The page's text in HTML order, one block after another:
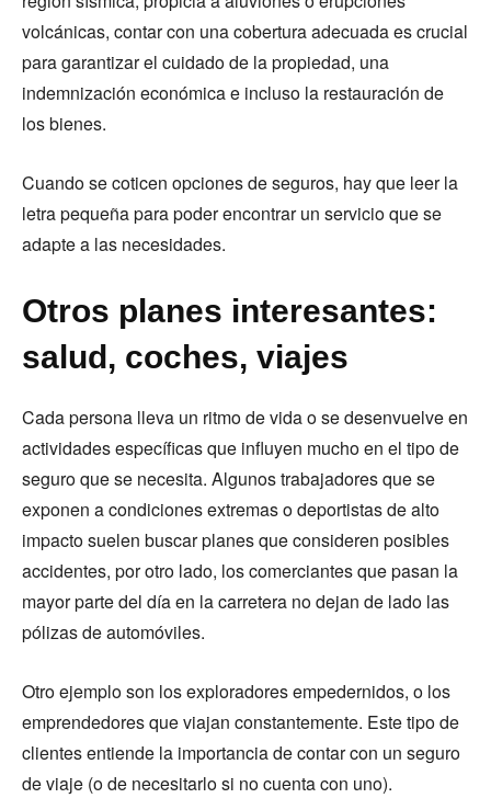
volcánicas, contar con una cobertura adecuada es crucial
para garantizar el cuidado de la propiedad, una
indemnización económica e incluso la restauración de
los bienes.
Cuando se coticen opciones de seguros, hay que leer la
letra pequeña para poder encontrar un servicio que se
adapte a las necesidades.
Otros planes interesantes:
salud, coches, viajes
Cada persona lleva un ritmo de vida o se desenvuelve en
actividades específicas que influyen mucho en el tipo de
seguro que se necesita. Algunos trabajadores que se
exponen a condiciones extremas o deportistas de alto
impacto suelen buscar planes que consideren posibles
accidentes, por otro lado, los comerciantes que pasan la
mayor parte del día en la carretera no dejan de lado las
pólizas de automóviles.
Otro ejemplo son los exploradores empedernidos, o los
emprendedores que viajan constantemente. Este tipo de
clientes entiende la importancia de contar con un seguro
de viaje (o de necesitarlo si no cuenta con uno).